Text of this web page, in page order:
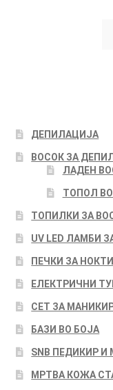
ДЕПИЛАЦИЈА
ВОСОК ЗА
ЛАДЕН
ТОПОЛ
ТОПИЛКИ ЗА
UV LED ЛАМБИ
ПЕЧКИ ЗА НОКТИ
ЕЛЕКТРИЧНИ
СЕТ ЗА
БАЗИ ВО БОЈА
SNB ПЕДИКИР
МРТВА КОЖА